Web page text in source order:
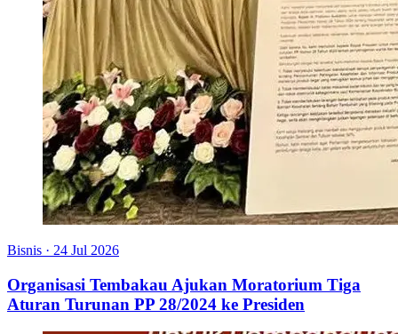
Bisnis · 24 Jul 2026
Organisasi Tembakau Ajukan Moratorium Tiga
Aturan Turunan PP 28/2024 ke Presiden